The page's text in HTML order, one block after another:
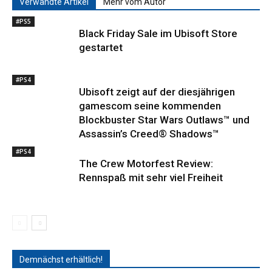
#PS5
Black Friday Sale im Ubisoft Store
gestartet
#PS4
Ubisoft zeigt auf der diesjährigen
gamescom seine kommenden
Blockbuster Star Wars Outlaws™ und
Assassin’s Creed® Shadows™
#PS4
The Crew Motorfest Review:
Rennspaß mit sehr viel Freiheit
Demnächst erhältlich!